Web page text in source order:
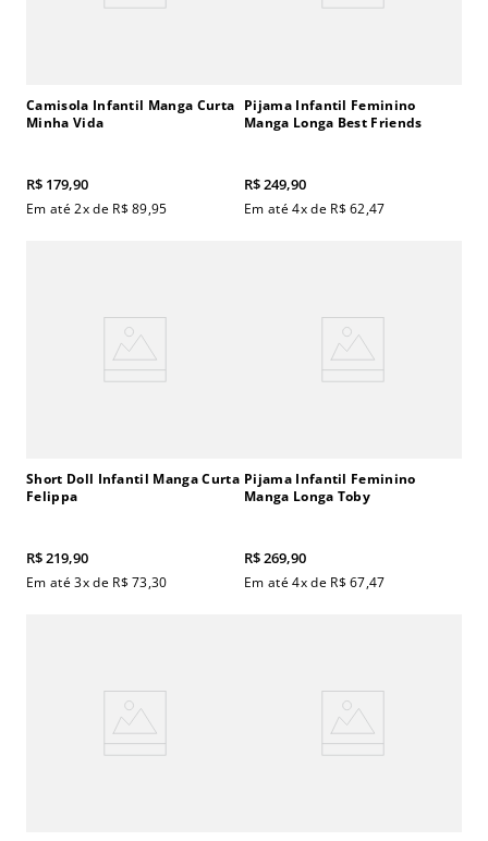
Camisola Infantil Manga Curta
Minha Vida
R$ 179,90
Em até2x de R$ 89,95
Pijama Infantil Feminino
Manga Longa Best Friends
R$249,90
Em até4x de R$ 62,47
Short Doll Infantil Manga Curta
Felippa
R$219,90
Em até3x de R$ 73,30
Pijama Infantil Feminino
Manga Longa Toby
R$269,90
Em até4x de R$ 67,47